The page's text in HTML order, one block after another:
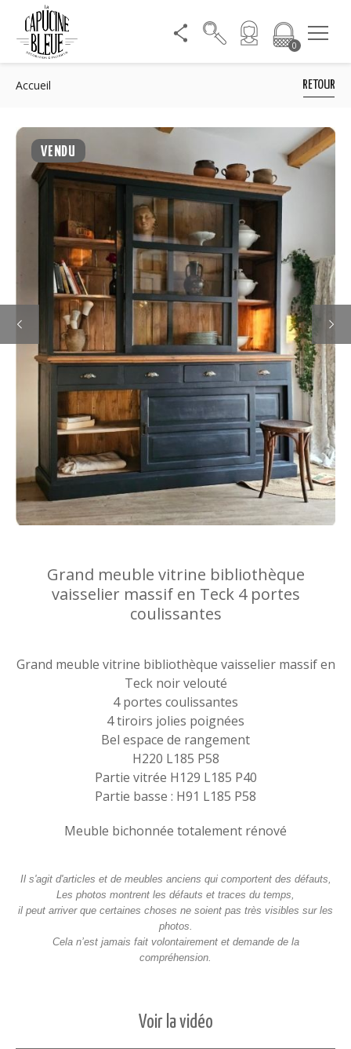
0
RETOUR
Accueil
VENDU
Grand meuble vitrine bibliothèque
vaisselier massif en Teck 4 portes
coulissantes
Grand meuble vitrine bibliothèque vaisselier massif en
Teck noir velouté
4 portes coulissantes
4 tiroirs jolies poignées
Bel espace de rangement
H220 L185 P58
Partie vitrée H129 L185 P40
Partie basse : H91 L185 P58
Meuble bichonnée totalement rénové
Il s'agit d'articles et de meubles anciens qui comportent des défauts,
Les photos montrent les défauts et traces du temps,
il peut arriver que certaines choses ne soient pas très visibles sur les
photos.
Cela n’est jamais fait volontairement et demande de la
compréhension.
Voir la vidéo